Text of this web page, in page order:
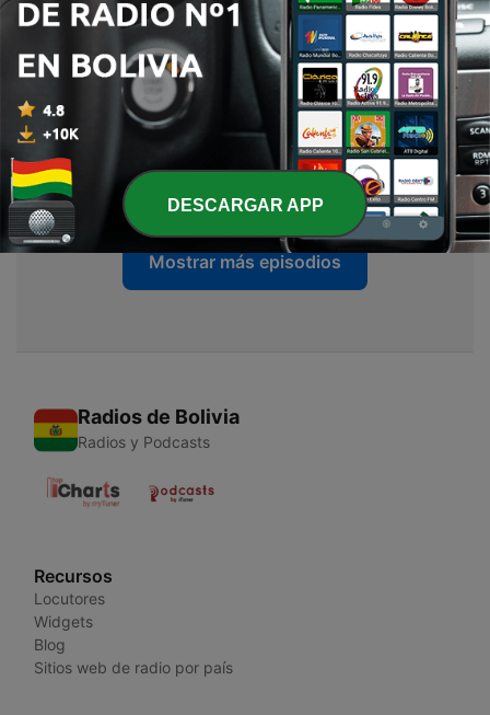
9 - Lecţia 9 - Succesiune şi slavă
Lecţia 8 - Statornicie şi siguranţă
31 ene. 2021
7 - Lecţia 7 - Semnele sfârşitului
31 ene. 2021
Mostrar más episodios
Radios de Bolivia
Radios y Podcasts
Recursos
Locutores
Widgets
Blog
Sitios web de radio por país
DESCARGAR APP